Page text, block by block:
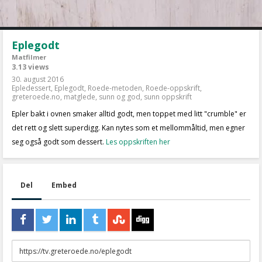
Eplegodt
Matfilmer
3.13 views
30. august 2016
Epledessert, Eplegodt, Roede-metoden, Roede-oppskrift,
greteroede.no, matglede, sunn og god, sunn oppskrift
Epler bakt i ovnen smaker alltid godt, men toppet med litt "crumble" er
det rett og slett superdigg. Kan nytes som et mellommåltid, men egner
seg også godt som dessert. Les oppskriften her
Del Embed
URL
to